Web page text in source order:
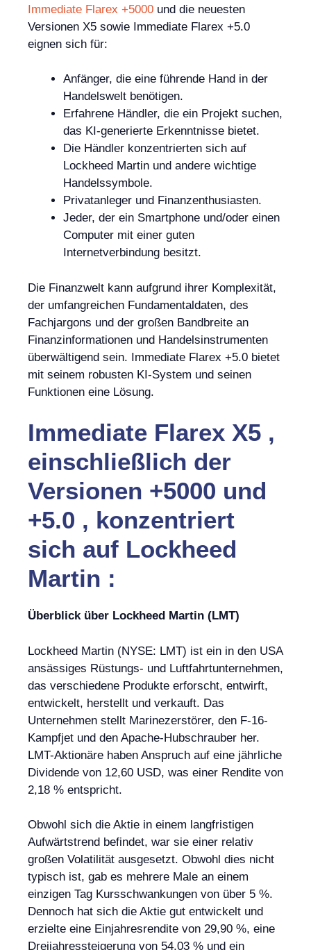
Immediate Flarex +5000 und die neuesten
Versionen X5 sowie Immediate Flarex +5.0
eignen sich für:
Anfänger, die eine führende Hand in der
Handelswelt benötigen.
Erfahrene Händler, die ein Projekt suchen,
das KI-generierte Erkenntnisse bietet.
Die Händler konzentrierten sich auf
Lockheed Martin und andere wichtige
Handelssymbole.
Privatanleger und Finanzenthusiasten.
Jeder, der ein Smartphone und/oder einen
Computer mit einer guten
Internetverbindung besitzt.
Die Finanzwelt kann aufgrund ihrer Komplexität,
der umfangreichen Fundamentaldaten, des
Fachjargons und der großen Bandbreite an
Finanzinformationen und Handelsinstrumenten
überwältigend sein. Immediate Flarex +5.0 bietet
mit seinem robusten KI-System und seinen
Funktionen eine Lösung.
Immediate Flarex X5 ,
einschließlich der
Versionen +5000 und
+5.0 , konzentriert
sich auf Lockheed
Martin :
Überblick über Lockheed Martin (LMT)
Lockheed Martin (NYSE: LMT) ist ein in den USA
ansässiges Rüstungs- und Luftfahrtunternehmen,
das verschiedene Produkte erforscht, entwirft,
entwickelt, herstellt und verkauft. Das
Unternehmen stellt Marinezerstörer, den F-16-
Kampfjet und den Apache-Hubschrauber her.
LMT-Aktionäre haben Anspruch auf eine jährliche
Dividende von 12,60 USD, was einer Rendite von
2,18 % entspricht.
Obwohl sich die Aktie in einem langfristigen
Aufwärtstrend befindet, war sie einer relativ
großen Volatilität ausgesetzt. Obwohl dies nicht
typisch ist, gab es mehrere Male an einem
einzigen Tag Kursschwankungen von über 5 %.
Dennoch hat sich die Aktie gut entwickelt und
erzielte eine Einjahresrendite von 29,90 %, eine
Dreijahressteigerung von 54,03 % und ein